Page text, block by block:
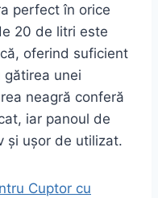
perfect în orice
20 de litri este
oferind suficient
gătirea unei
neagră conferă
iar panoul de
și ușor de utilizat.
Cuptor cu